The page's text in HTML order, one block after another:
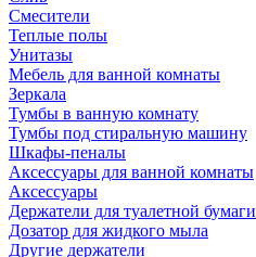
Смесители
Теплые полы
Унитазы
Мебель для ванной комнаты
Зеркала
Тумбы в ванную комнату
Тумбы под стиральную машину
Шкафы-пеналы
Аксессуары для ванной комнаты
Аксессуары
Держатели для туалетной бумаги
Дозатор для жидкого мыла
Другие держатели